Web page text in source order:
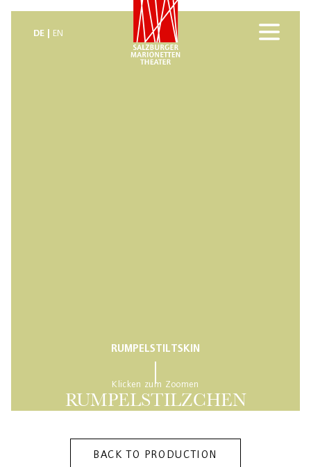
DE EN
RUMPELSTILTSKIN
RUMPELSTILZCHEN
Klicken zum Zoomen
BACK TO PRODUCTION